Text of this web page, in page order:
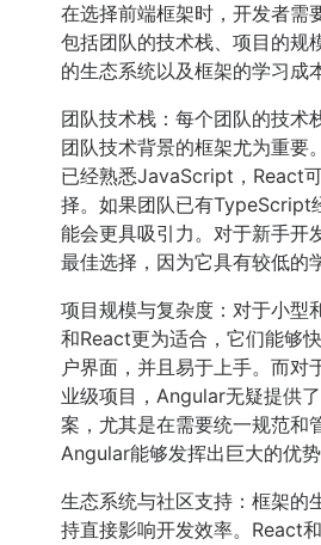
在选择前端框架时，开发者需
包括团队的技术栈、项目的规
的生态系统以及框架的学习成
团队技术栈：每个团队的技术
团队技术背景的框架尤为重要
已经熟悉JavaScript，React
择。如果团队已有TypeScript
能会更具吸引力。对于新手开
最佳选择，因为它具有较低的
项目规模与复杂度：对于小型
和React更为适合，它们能够
户界面，并且易于上手。而对
业级项目，Angular无疑提供
案，尤其是在需要统一规范和
Angular能够发挥出巨大的优势
生态系统与社区支持：框架的
持直接影响开发效率。React